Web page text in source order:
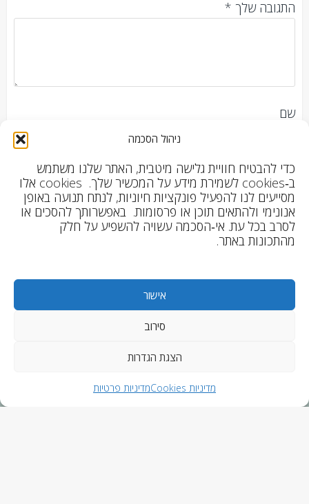
ניהול הסכמה
כדי להבטיח חוויית גלישה מיטבית, האתר שלנו משתמש
ב‑cookies לשמירת מידע על המכשיר שלך. cookies אלו
מסייעים לנו להפעיל פונקציות חיוניות, לנתח תנועה באופן
אנונימי ולהתאים תוכן או פרסומות. באפשרותך להסכים או
לסרב בכל עת. אי‑הסכמה עשויה להשפיע על חלק
מהתכונות באתר.
אישור
סירוב
הצגת הגדרות
מדיניות Cookies מדיניות פרטיות
התגובה שלך *
שם
אימייל
אתר